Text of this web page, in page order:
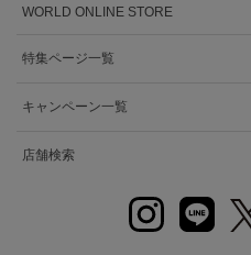
WORLD ONLINE STORE
特集ページ一覧
キャンペーン一覧
店舗検索